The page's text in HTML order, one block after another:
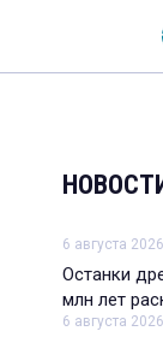
6 августа 2026
Останки
млн лет
6 августа 2026